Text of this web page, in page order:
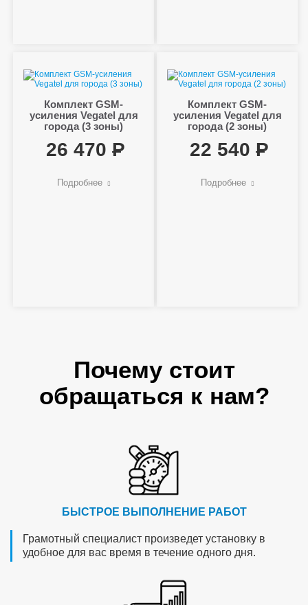
Комплект GSM-
усиления Vegatel для
города (3 зоны)
26 470
Подробнее
Комплект GSM-
усиления Vegatel для
города (2 зоны)
22 540
Подробнее
Почему стоит
обращаться к нам?
БЫСТРОЕ ВЫПОЛНЕНИЕ РАБОТ
Грамотный специалист произведет установку в
удобное для вас время в течение одного дня.